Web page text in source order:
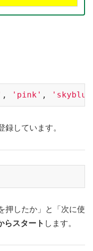
, 'pink' ,
録しています。
押したか」と「次に使
らスタート します。